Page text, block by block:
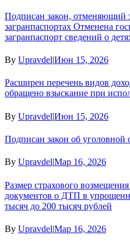
Подписан закон, отменяющий
загранпаспортах Отменена
загранпаспорт сведений о
By Upravdel|Июн 15, 2026
Расширен перечень видов
обращено взыскание при
By Upravdel|Июн 15, 2026
Подписан закон об уголовной
By Upravdel|Мар 16, 2026
Размер страхового
документов о ДТП в
тысяч до 200 тысяч рублей
By Upravdel|Мар 16, 2026